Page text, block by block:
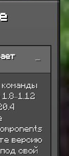
−
версию
свой